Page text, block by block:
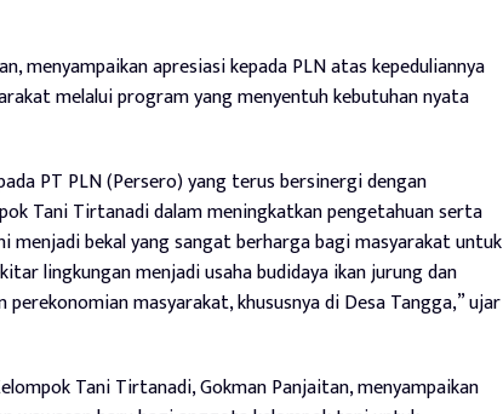
menyampaikan apresiasi kepada PLN atas kepeduliannya
melalui program yang menyentuh kebutuhan nyata
PT PLN (Persero) yang terus bersinergi dengan
Tani Tirtanadi dalam meningkatkan pengetahuan serta
menjadi bekal yang sangat berharga bagi masyarakat untuk
lingkungan menjadi usaha budidaya ikan jurung dan
masyarakat, khususnya di Desa Tangga,” ujar
Tani Tirtanadi, Gokman Panjaitan, menyampaikan